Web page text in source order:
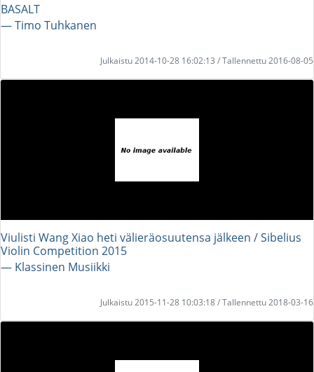
BASALT
― Timo Tuhkanen
Julkaistu 2014-10-28 16:02:13 / Tallennettu 2016-08-05
Viulisti Wang Xiao heti välieräosuutensa jälkeen / Sibelius
Violin Competition 2015
― Klassinen Musiikki
Julkaistu 2015-11-28 10:03:18 / Tallennettu 2018-03-16